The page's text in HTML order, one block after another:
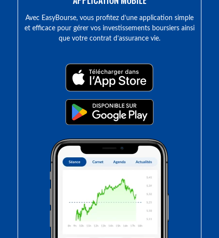
Avec EasyBourse, vous profitez d’une application simple
et efficace pour gérer vos investissements boursiers ainsi
que votre contrat d’assurance vie.